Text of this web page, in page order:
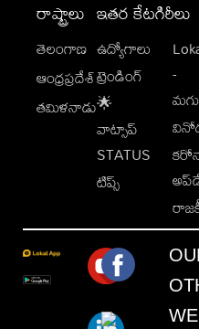
రాష్ట్రాలు
తెలంగాణ
ఆంధ్రప్రదేశ్
తమిళనాడు
ఇతర కేటగిరీలు
ఉద్యోగాలు
ట్రెండింగ్
🌟
వాట్సాప్
STATUS
టిప్స్
-